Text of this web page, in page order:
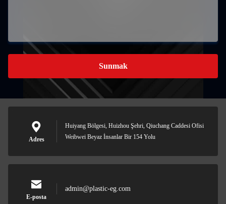
Sunmak
Adres
Huiyang Bölgesi, Huizhou Şehri, Qiuchang Caddesi Ofisi
Weibwei Beyaz İnsanlar Bir 154 Yolu
E-posta
admin@plastic-eg.com